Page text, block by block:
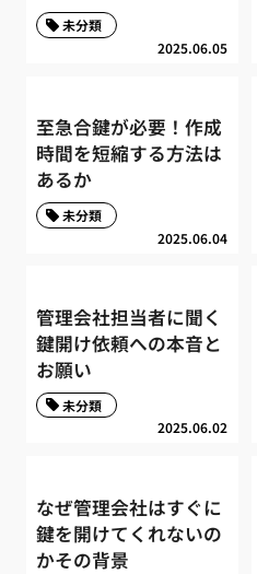
2025.06.05
未分類
至急合鍵が必要！作成
時間を短縮する方法は
あるか
2025.06.04
未分類
管理会社担当者に聞く
鍵開け依頼への本音と
お願い
2025.06.02
未分類
なぜ管理会社はすぐに
鍵を開けてくれないの
かその背景